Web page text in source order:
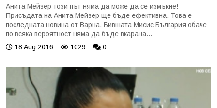
Анита Мейзер този път няма да може да се измъкне!
Присъдата на Анита Мейзер ще бъде ефективна. Това е
последната новина от Варна. Бившата Мисис България обаче
по всяка вероятност няма да бъде вкарана...
18 Aug 2016
1029 0